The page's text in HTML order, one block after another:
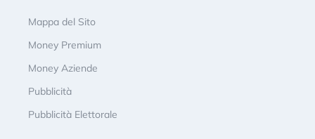
Mappa del Sito
Money Premium
Money Aziende
Pubblicità
Pubblicità Elettorale